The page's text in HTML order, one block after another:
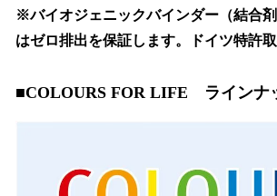
※バイオジェニックバインダー（結合
はゼロ排出を保証します。ドイツ特許取
■COLOURS FOR LIFE ラインナ